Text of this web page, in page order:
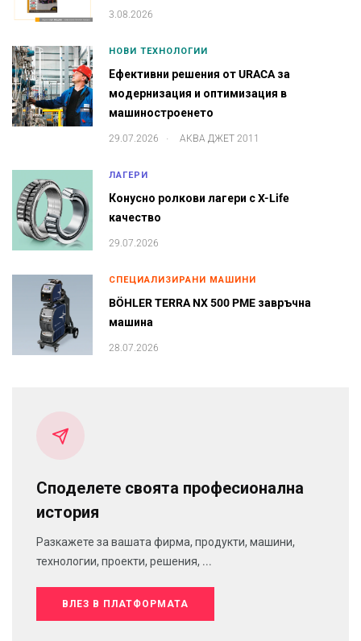
3.08.2026
НОВИ ТЕХНОЛОГИИ
Ефективни решения от URACA за
модернизация и оптимизация в
машиностроенето
29.07.2026 АКВА ДЖЕТ 2011
ЛАГЕРИ
Конусно ролкови лагери с X-Life
качество
29.07.2026
СПЕЦИАЛИЗИРАНИ МАШИНИ
BÖHLER TERRA NX 500 PME завръчна
машина
28.07.2026
Споделете своята професионална
история
Разкажете за вашата фирма, продукти, машини,
технологии, проекти, решения, ...
ВЛЕЗ В ПЛАТФОРМАТА